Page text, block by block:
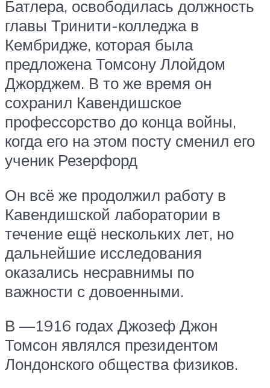
Батлера, освободилась должность
главы Тринити-колледжа в
Кембридже, которая была
предложена Томсону Ллойдом
Джорджем. В то же время он
сохранил Кавендишское
профессорство до конца войны,
когда его на этом посту сменил его
ученик Резерфорд
Он всё же продолжил работу в
Кавендишской лаборатории в
течение ещё нескольких лет, но
дальнейшие исследования
оказались несравнимы по
важности с довоенными.
В —1916 годах Джозеф Джон
Томсон являлся президентом
Лондонского общества физиков.